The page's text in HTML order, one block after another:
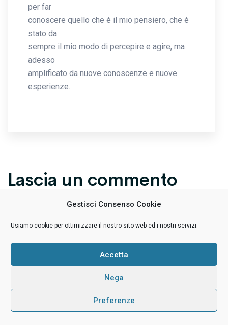
Gestisci Consenso Cookie
Usiamo cookie per ottimizzare il nostro sito web ed i nostri servizi.
Accetta
Nega
Preferenze
per far
conoscere quello che è il mio pensiero, che è
stato da
sempre il mio modo di percepire e agire, ma
adesso
amplificato da nuove conoscenze e nuove
esperienze.
Lascia un commento